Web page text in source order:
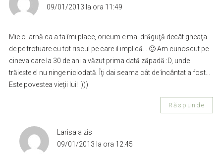
09/01/2013 la ora 11:49
Mie o iarnă ca a ta îmi place, oricum e mai drăguţă decât gheaţa
de pe trotuare cu tot riscul pe care il implică… 🙂 Am cunoscut pe
cineva care la 30 de ani a văzut prima dată zăpadă :D, unde
trăieşte el nu ninge niciodată. Îţi dai seama cât de încântat a fost…
Este povestea vieţii lui! :)))
Răspunde
Larisa a zis
09/01/2013 la ora 12:45